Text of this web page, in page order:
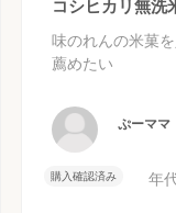
コシヒカリ無洗
味のれんの米菓
薦めたい
ぷーママ
購入確認済み 年